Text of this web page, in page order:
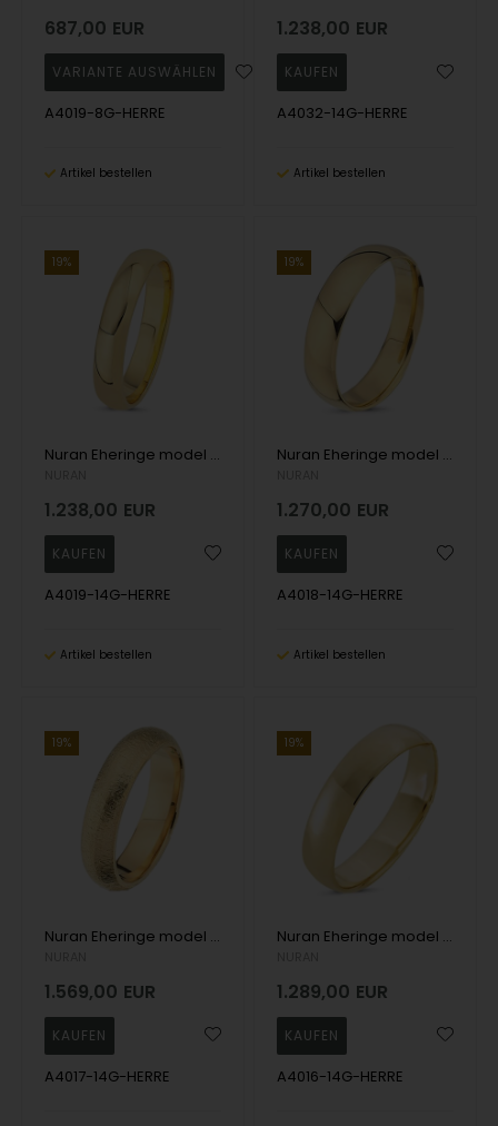
687,00 EUR
A4019-8G-HERRE
Artikel bestellen
1.238,00 EUR
A4032-14G-HERRE
Artikel bestellen
19%
Nuran Eheringe model A4019-14G-HERRE
1.238,00 EUR
A4019-14G-HERRE
Artikel bestellen
19%
Nuran Eheringe model A4018-14G-HERRE
1.270,00 EUR
A4018-14G-HERRE
Artikel bestellen
19%
Nuran Eheringe model A4017-14G-HERRE
1.569,00 EUR
A4017-14G-HERRE
19%
Nuran Eheringe model A4016-14G-HERRE
1.289,00 EUR
A4016-14G-HERRE